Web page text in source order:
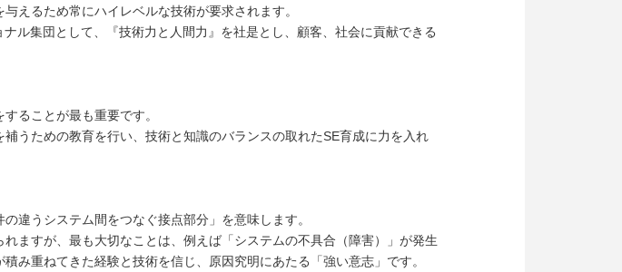
えるため常にハイレベルな技術が要求されます。
ル集団として、『技術力と人間力』を社是とし、顧客、社会に貢献できる
ることが最も重要です。
うための教育を行い、技術と知識のバランスの取れたSE育成に力を入れ
違うシステム間をつなぐ接点部分」を意味します。
ますが、最も大切なことは、例えば「システムの不具合（障害）」が発生
み重ねてきた経験と技術を信じ、原因究明にあたる「強い意志」です。